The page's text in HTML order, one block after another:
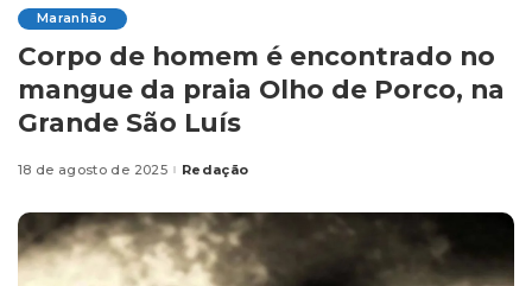
Maranhão
Corpo de homem é encontrado no
mangue da praia Olho de Porco, na
Grande São Luís
18 de agosto de 2025Posted
Redação